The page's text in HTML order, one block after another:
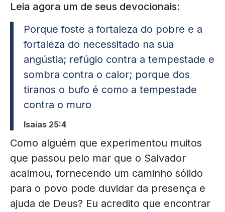
Leia agora um de seus devocionais:
Porque foste a fortaleza do pobre e a
fortaleza do necessitado na sua
angústia; refúgio contra a tempestade e
sombra contra o calor; porque dos
tiranos o bufo é como a tempestade
contra o muro
Isaías 25:4
Como alguém que experimentou muitos
que passou pelo mar que o Salvador
acalmou, fornecendo um caminho sólido
para o povo pode duvidar da presença e
ajuda de Deus? Eu acredito que encontrar